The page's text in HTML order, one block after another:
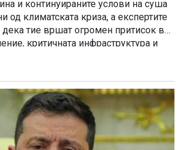
и континуираните услови на суша
тие вршат огромен притисок врз
критичната инфраструктура и
регион.